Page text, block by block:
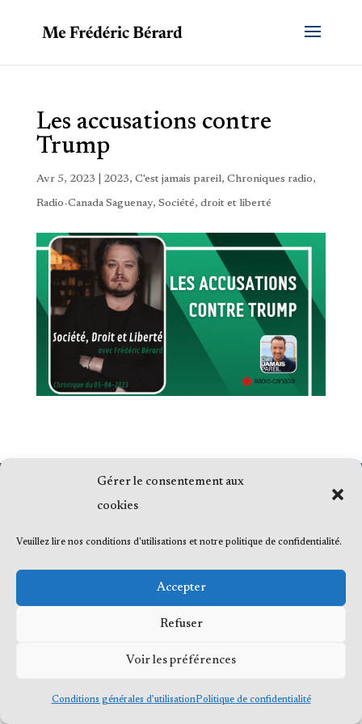
Gérer le consentement aux
cookies
Veuillez lire nos conditions d'utilisations et notre politique de confidentialité.
Accepter
Refuser
Voir les préférences
Conditions générales d’utilisationPolitique de confidentialité
Les accusations contre
Trump
Avr 5, 2023 2023, C'est jamais pareil, Chroniques radio,
Radio-Canada Saguenay, Société, droit et liberté
© 2023 Me Frédéric Bérard, tous droits